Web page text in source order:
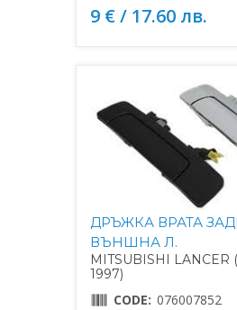
9 € / 17.60 лв.
ДРЪЖКА ВРАТА
ВЪНШНА Л.
MITSUBISHI LANCER
1997)
CODE: 076007852